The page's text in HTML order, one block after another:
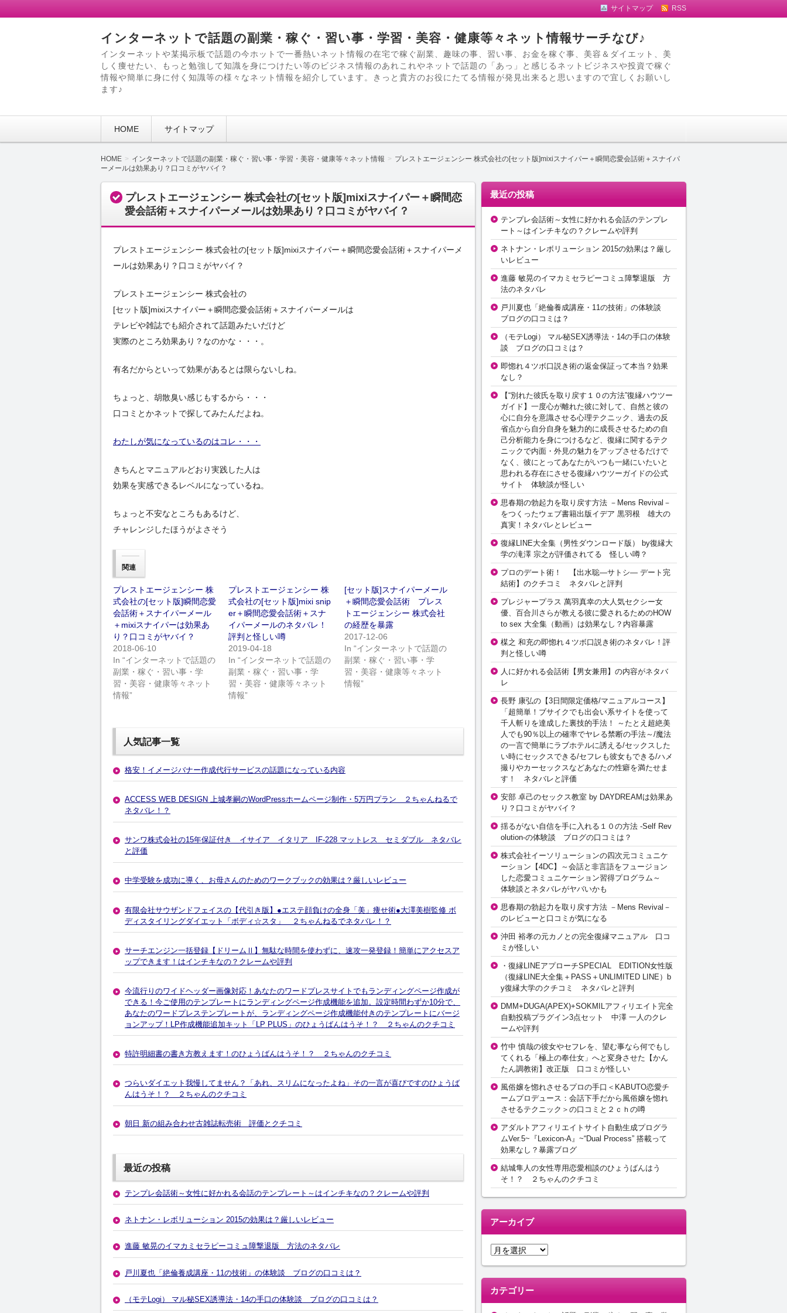
サイトマップ RSS
インターネットで話題の副業・稼ぐ・習い事・学習・美容・健康等々ネット情報サーチなび♪
インターネットや某掲示板で話題の今ホットで一番熱いネット情報の在宅で稼ぐ副業、趣味の事、習い事、お金を稼ぐ事、美容＆ダイエット、美
しく痩せたい、もっと勉強して知識を身につけたい等のビジネス情報のあれこれやネットで話題の「あっ」と感じるネットビジネスや投資で稼ぐ
情報や簡単に身に付く知識等の様々なネット情報を紹介しています。きっと貴方のお役にたてる情報が発見出来ると思いますので宜しくお願いし
ます♪
HOME サイトマップ
HOME インターネットで話題の副業・稼ぐ・習い事・学習・美容・健康等々ネット情報
プレストエージェンシー 株式会社の[セット版]mixiスナイパー＋瞬間恋愛会話術＋スナイパ
ーメールは効果あり？口コミがヤバイ？
プレストエージェンシー 株式会社の[セット版]mixiスナイパー＋瞬間恋
愛会話術＋スナイパーメールは効果あり？口コミがヤバイ？
プレストエージェンシー 株式会社の[セット版]mixiスナイパー＋瞬間恋愛会話術＋スナイパーメ
ールは効果あり？口コミがヤバイ？
プレストエージェンシー 株式会社の
[セット版]mixiスナイパー＋瞬間恋愛会話術＋スナイパーメールは
テレビや雑誌でも紹介されて話題みたいだけど
実際のところ効果あり？なのかな・・・。
有名だからといって効果があるとは限らないしね。
ちょっと、胡散臭い感じもするから・・・
口コミとかネットで探してみたんだよね。
わたしが気になっているのはコレ・・・
きちんとマニュアルどおり実践した人は
効果を実感できるレベルになっているね。
ちょっと不安なところもあるけど、
チャレンジしたほうがよさそう
関連
プレストエージェンシー 株
式会社の[セット版]瞬間恋愛
会話術＋スナイパーメール
＋mixiスナイパーは効果あ
り？口コミがヤバイ？
2018-06-10
In “インターネットで話題の
副業・稼ぐ・習い事・学
習・美容・健康等々ネット
情報”
プレストエージェンシー 株
式会社の[セット版]mixi snip
er＋瞬間恋愛会話術＋スナ
イパーメールのネタバレ！
評判と怪しい噂
2019-04-18
In “インターネットで話題の
副業・稼ぐ・習い事・学
習・美容・健康等々ネット
情報”
[セット版]スナイパーメール
＋瞬間恋愛会話術 プレス
トエージェンシー 株式会社
の経歴を暴露
2017-12-06
In “インターネットで話題の
副業・稼ぐ・習い事・学
習・美容・健康等々ネット
情報”
人気記事一覧
格安！イメージバナー作成代行サービスの話題になっている内容
ACCESS WEB DESIGN 上城孝嗣のWordPressホームページ制作・5万円プラン ２ちゃんねるで
ネタバレ！？
サンワ株式会社の15年保証付き イサイア イタリア IF-228 マットレス セミダブル ネタバレ
と評価
中学受験を成功に導く、お母さんのためのワークブックの効果は？厳しいレビュー
有限会社サウザンドフェイスの【代引き版】●エステ顔負けの全身「美」痩せ術●大澤美樹監修 ボ
ディスタイリングダイエット「ボディ☆スタ」 ２ちゃんねるでネタバレ！？
サーチエンジン一括登録【ドリームⅡ】無駄な時間を使わずに、速攻一発登録！簡単にアクセスア
ップできます！はインチキなの？クレームや評判
今流行りのワイドヘッダー画像対応！あなたのワードプレスサイトでもランディングページ作成が
できる！今ご使用のテンプレートにランディングページ作成機能を追加。設定時間わずか10分で、
あなたのワードプレステンプレートが、ランディングページ作成機能付きのテンプレートにバージ
ョンアップ！LP作成機能追加キット「LP PLUS」のひょうばんはうそ！？ ２ちゃんのクチコミ
特許明細書の書き方教えます！のひょうばんはうそ！？ ２ちゃんのクチコミ
つらいダイエット我慢してません？「あれ、スリムになったよね」その一言が喜びですのひょうば
んはうそ！？ ２ちゃんのクチコミ
朝日 新の組み合わせ古雑誌転売術 評価とクチコミ
最近の投稿
テンプレ会話術～女性に好かれる会話のテンプレート～はインチキなの？クレームや評判
ネトナン・レボリューション 2015の効果は？厳しいレビュー
進藤 敏晃のイマカミセラピーコミュ障撃退版 方法のネタバレ
戸川夏也「絶倫養成講座・11の技術」の体験談 ブログの口コミは？
（モテLogi） マル秘SEX誘導法・14の手口の体験談 ブログの口コミは？
最近の投稿
テンプレ会話術～女性に好かれる会話のテンプレ
ート～はインチキなの？クレームや評判
ネトナン・レボリューション 2015の効果は？厳し
いレビュー
進藤 敏晃のイマカミセラピーコミュ障撃退版 方
法のネタバレ
戸川夏也「絶倫養成講座・11の技術」の体験談
ブログの口コミは？
（モテLogi） マル秘SEX誘導法・14の手口の体験
談 ブログの口コミは？
即惚れ４ツボ口説き術の返金保証って本当？効果
なし？
【“別れた彼氏を取り戻す１０の方法”復縁ハウツー
ガイド】一度心が離れた彼に対して、自然と彼の
心に自分を意識させる心理テクニック、過去の反
省点から自分自身を魅力的に成長させるための自
己分析能力を身につけるなど、復縁に関するテク
ニックで内面・外見の魅力をアップさせるだけで
なく、彼にとってあなたがいつも一緒にいたいと
思われる存在にさせる復縁ハウツーガイドの公式
サイト 体験談が怪しい
思春期の勃起力を取り戻す方法 －Mens Revival－
をつくったウェブ書籍出版イデア 黒羽根 雄大の
真実！ネタバレとレビュー
復縁LINE大全集（男性ダウンロード版） by復縁大
学の滝澤 宗之が評価されてる 怪しい噂？
プロのデート術！ 【出水聡―サトシ― デート完
結術】のクチコミ ネタバレと評判
プレジャープラス 萬羽真幸の大人気セクシー女
優、百合川さらが教える彼に愛されるためのHOW
to sex 大全集（動画）は効果なし？内容暴露
楳之 和充の即惚れ４ツボ口説き術のネタバレ！評
判と怪しい噂
人に好かれる会話術【男女兼用】の内容がネタバ
レ
長野 康弘の【3日間限定価格/マニュアルコース】
「超簡単！ブサイクでも出会い系サイトを使って
千人斬りを達成した裏技的手法！ ～たとえ超絶美
人でも90％以上の確率でヤレる禁断の手法～/魔法
の一言で簡単にラブホテルに誘える/セックスした
い時にセックスできる/セフレも彼女もできる/ハメ
撮りやカーセックスなどあなたの性癖を満たせま
す！ ネタバレと評価
安部 卓己のセックス教室 by DAYDREAMは効果あ
り？口コミがヤバイ？
揺るがない自信を手に入れる１０の方法 -Self Rev
olution-の体験談 ブログの口コミは？
株式会社イーソリューションの四次元コミュニケ
ーション【4DC】～会話と非言語をフュージョン
した恋愛コミュニケーション習得プログラム～
体験談とネタバレがヤバいかも
思春期の勃起力を取り戻す方法 －Mens Revival－
のレビューと口コミが気になる
沖田 裕孝の元カノとの完全復縁マニュアル 口コ
ミが怪しい
・復縁LINEアプローチSPECIAL EDITION女性版
（復縁LINE大全集＋PASS＋UNLIMITED LINE）b
y復縁大学のクチコミ ネタバレと評判
DMM+DUGA(APEX)+SOKMILアフィリエイト完全
自動投稿プラグイン3点セット 中澤 一人のクレ
ームや評判
竹中 慎哉の彼女やセフレを、望む事なら何でもし
てくれる「極上の奉仕女」へと変身させた【かん
たん調教術】改正版 口コミが怪しい
風俗嬢を惚れさせるプロの手口＜KABUTO恋愛チ
ームプロデュース：会話下手だから風俗嬢を惚れ
させるテクニック＞の口コミと２ｃｈの噂
アダルトアフィリエイトサイト自動生成プログラ
ムVer.5~『Lexicon-A』~“Dual Process” 搭載って
効果なし？暴露ブログ
結城隼人の女性専用恋愛相談のひょうばんはう
そ！？ ２ちゃんのクチコミ
アーカイブ
ア
イ
カテゴリー